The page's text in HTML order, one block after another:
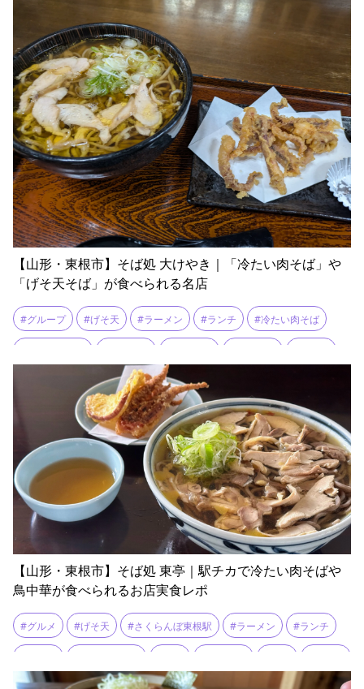
【山形・東根市】そば処 大けやき｜「冷たい肉そば」や
「げそ天そば」が食べられる名店
#グループ #げそ天 #ラーメン #ランチ #冷たい肉そば
【山形・東根市】そば処 東亭｜駅チカで冷たい肉そばや
鳥中華が食べられるお店実食レポ
#グルメ #げそ天 #さくらんぼ東根駅 #ラーメン #ランチ